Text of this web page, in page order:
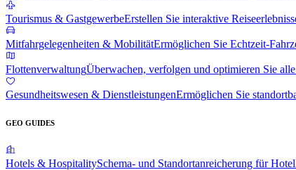
Tourismus & GastgewerbeErstellen Sie interaktive
Mitfahrgelegenheiten & MobilitätErmöglichen Sie Echtzeit-
FlottenverwaltungÜberwachen, verfolgen und optimieren Sie
Gesundheitswesen & DienstleistungenErmöglichen Sie
GEO GUIDES
Hotels & HospitalitySchema- und Standortanreicherung für